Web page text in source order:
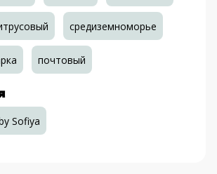
средиземноморье
почтовый
Sofiya